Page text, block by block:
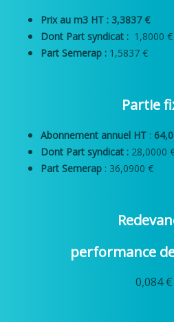
Prix au m3 HT : 3,3837 €
Dont Part syndicat : 1,8000 €
Part Semerap : 1,5837 €
Partie
Abonnement annuel HT :
Dont Part syndicat : 28,0000
Part Semerap : 36,0900 €
performance
0,084 €